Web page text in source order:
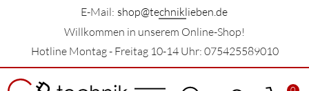
E-Mail: shop@techniklieben.de
Willkommen in unserem Online-Shop!
Hotline Montag - Freitag 10-14 Uhr: 075425589010